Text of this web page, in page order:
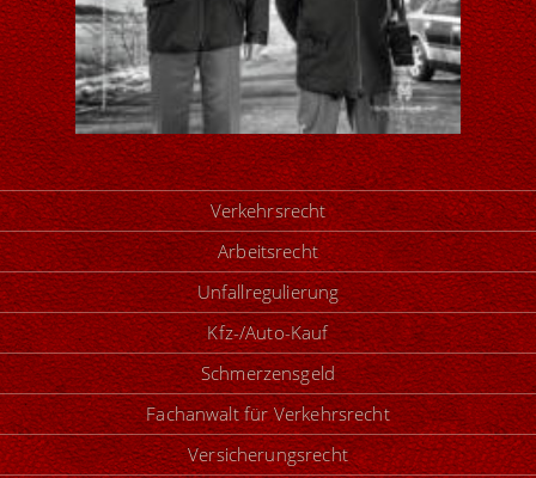
Verkehrsrecht
Arbeitsrecht
Unfallregulierung
Kfz-/Auto-Kauf
Schmerzensgeld
Fachanwalt für Verkehrsrecht
Versicherungsrecht